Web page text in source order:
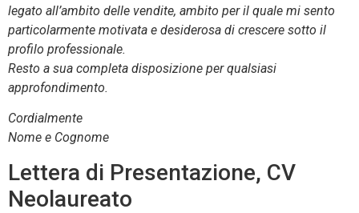
legato all’ambito delle vendite, ambito per il quale mi sento
particolarmente motivata e desiderosa di crescere sotto il
profilo professionale.
Resto a sua completa disposizione per qualsiasi
approfondimento.
Cordialmente
Nome e Cognome
Lettera di Presentazione, CV
Neolaureato